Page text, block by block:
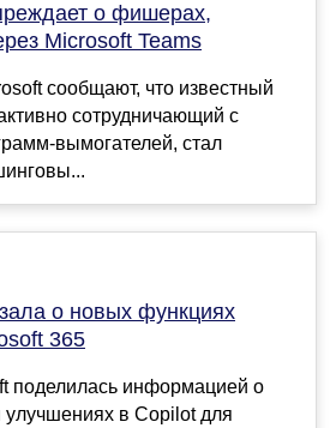
о фишерах,
Microsoft Teams
сообщают, что известный
сотрудничающий с
вымогателей, стал
о новых функциях
365
поделилась информацией о
в Copilot для